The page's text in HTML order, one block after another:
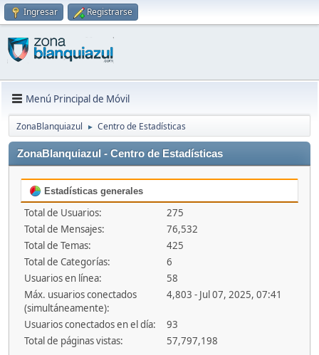
Ingresar Registrarse
Menú Principal de Móvil
ZonaBlanquiazul ► Centro de Estadísticas
ZonaBlanquiazul - Centro de Estadísticas
Estadísticas generales
Total de Usuarios:
275
Total de Mensajes:
76,532
Total de Temas:
425
Total de Categorías:
6
Usuarios en línea:
58
Máx. usuarios conectados
(simultáneamente):
4,803 - Jul 07, 2025, 07:41
Usuarios conectados en el día:
93
Total de páginas vistas:
57,797,198